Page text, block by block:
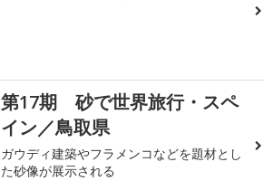
第17期 砂で世界旅行・スペ
イン／鳥取県
ガウディ建築やフラメンコなどを題材とし
た砂像が展示される